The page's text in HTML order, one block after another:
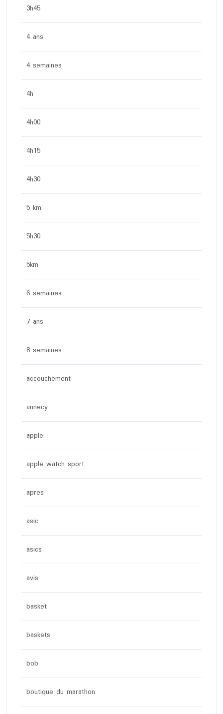
3h45
4 ans
4 semaines
4h
4h00
4h15
4h30
5 km
5h30
5km
6 semaines
7 ans
8 semaines
accouchement
annecy
apple
apple watch sport
apres
asic
asics
avis
basket
baskets
bob
boutique du marathon